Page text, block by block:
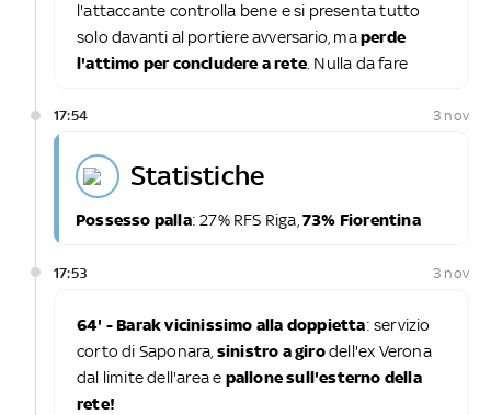
l'attaccante controlla bene e si presenta tutto
solo davanti al portiere avversario, maperde
l'attimo per concludere a rete . Nulla da fare
17:54 3 nov
statistiche
Possesso palla: 27% RFS Riga,73% Fiorentina
17:53 3 nov
64' - Barak vicinissimo alla doppietta: servizio
corto di Saponara, sinistro a girodell'ex Verona
dal limite dell'area e pallone sull'esterno della
rete!